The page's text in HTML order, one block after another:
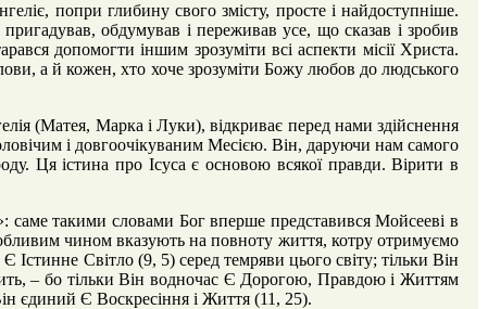
попри глибину свого змісту, просте і найдоступніше.
обдумував і переживав усе, що сказав і зробив
допомогти іншим зрозуміти всі аспекти місії Христа.
а й кожен, хто хоче зрозуміти Божу любов до людського
(Матея, Марка і Луки), відкриває перед нами здійснення
і довгоочікуваним Месією. Він, даруючи нам самого
Ця істина про Ісуса є основою всякої правди. Вірити в
такими словами Бог вперше представився Мойсееві в
чином вказують на повноту життя, котру отримуємо
Світло (9, 5) серед темряви цього світу; тільки Він
– бо тільки Він водночас Є Дорогою, Правдою і Життям
єдиний Є Воскресіння і Життя (11, 25).